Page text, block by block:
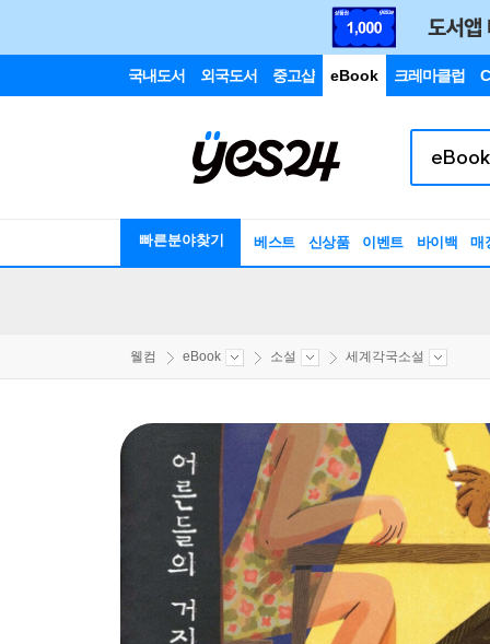
국내도서 외국도서 중고샵 eBook 크레마클럽
빠른분야찾기 베스트 신상품 이벤트 바이백 매
웰컴 eBook 소설 세계각국소설